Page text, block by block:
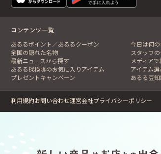
コンテンツ一覧
あるるポイント／あるるクーポン
今日は何の
全国の隠れた名物
スタッフ
最新ニュースから探す
メディア
あるる探検隊のお気に入りアイテム
アイテム
プレゼントキャンペーン
あるる豆
利用規約お問い合わせ運営会社プライバシーポリシー